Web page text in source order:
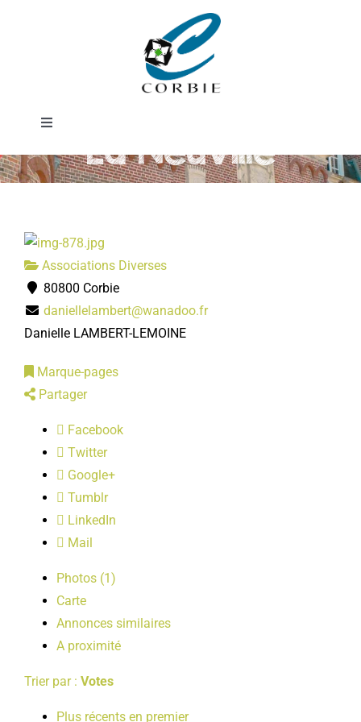
Toggle
Mairie
SERVICES MUNICIPAUX
PRATIQUE
LOISIRS
PUBLICATIONS
Renaissance de
Notre-Dame de
La Neuville
Associations Diverses
80800 Corbie
daniellelambert@wanadoo.fr
Danielle LAMBERT-LEMOINE
Marque-pages
Partager
Facebook
Twitter
Google+
Tumblr
LinkedIn
Mail
Photos (1)
Carte
Annonces similaires
A proximité
Trier par : Votes
Plus récents en premier